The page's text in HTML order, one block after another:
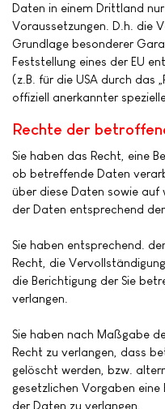
Daten in einem Drittland
Voraussetzungen. D.h. die
Grundlage besonderer
Feststellung eines der EU
(z.B. für die USA durch das
offiziell anerkannter
Rechte der
Sie haben das Recht, eine
ob betreffende Daten
über diese Daten sowie
der Daten entsprechend
Sie haben entsprechend.
Recht, die
die Berichtigung der Sie
verlangen.
Sie haben nach Maßgabe
Recht zu verlangen, dass
gelöscht werden, bzw.
gesetzlichen Vorgaben
der Daten zu verlangen.